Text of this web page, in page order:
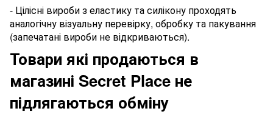
- Цілісні вироби з еластику та силікону проходять
аналогічну візуальну перевірку, обробку та пакування
(запечатані вироби не відкриваються).
Товари які продаються в
магазині Secret Place не
підлягаються обміну